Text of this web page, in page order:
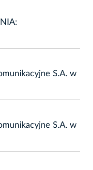
S.A. w
S.A. w